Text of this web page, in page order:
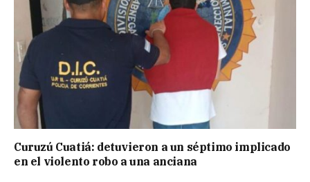
Curuzú Cuatiá: detuvieron a un séptimo implicado
en el violento robo a una anciana